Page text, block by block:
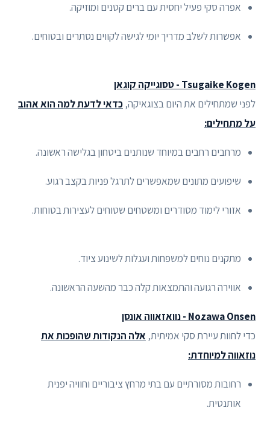
אפרה סקי פעיל יחסית עם ברים קטנים ומוזיקה.
אפשרות לשלב מדריך יומי לגישה לקווים נסתרים ובטוחים.
Tsugaike Kogen - טסוגייקה קוגאן
לפני שמתחילים את היום בצוגאיקה, כדאי לדעת למה הוא אהוב
על מתחילים:
מרחבים רחבים במיוחד שנותנים ביטחון בגלישה ראשונה.
שיפועים מתונים שמאפשרים לתרגל פניות בקצב רגוע.
אזורי לימוד מסודרים ומשטחים שטוחים לעצירות בטוחות.
מתקנים נוחים למשפחות ועגלות לשינוע ציוד.
אווירה רגועה והתמצאות קלה כבר מהשעה הראשונה.
Nozawa Onsen - נוואזאווה אונסן
כדי לחוות עיירת סקי אמיתית, אלה הנקודות שהופכות את
נוזאווה למיוחדת:
רחובות מסורתיים עם בתי מרחץ ציבוריים וחוויה יפנית
אותנטית.